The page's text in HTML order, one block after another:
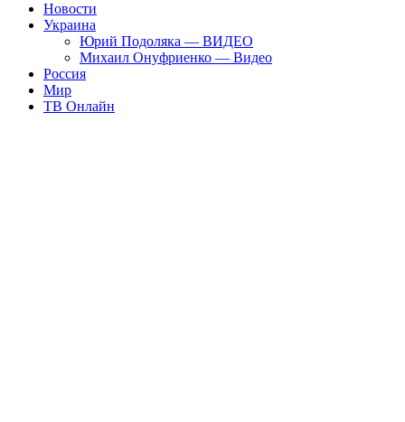
Новости
Украина
Юрий Подоляка — ВИДЕО
Михаил Онуфриенко — Видео
Россия
Мир
ТВ Онлайн